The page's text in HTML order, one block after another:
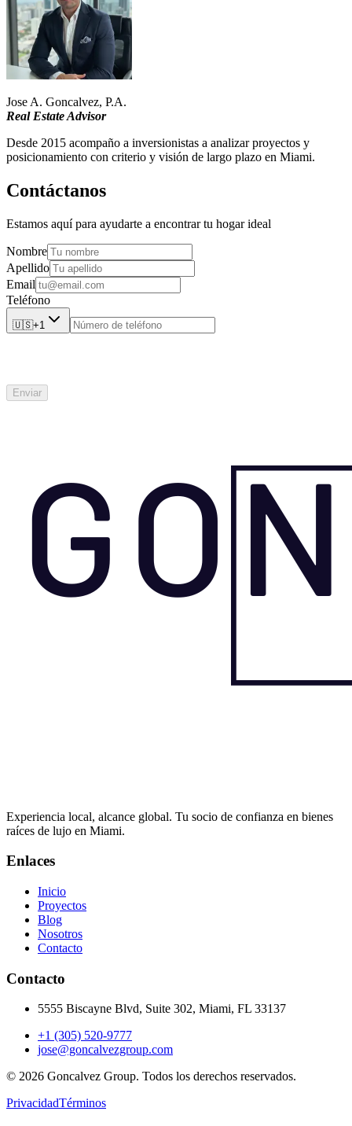
Jose A. Goncalvez, P.A.
Real Estate Advisor
Desde 2015 acompaño a inversionistas a analizar proyectos y
posicionamiento con criterio y visión de largo plazo en Miami.
Contáctanos
Estamos aquí para ayudarte a encontrar tu hogar ideal
Nombre
Apellido
Email
Teléfono
🇺🇸+1
Enviar
Experiencia local, alcance global. Tu socio de confianza en bienes
raíces de lujo en Miami.
Enlaces
Inicio
Proyectos
Blog
Nosotros
Contacto
Contacto
5555 Biscayne Blvd, Suite 302, Miami, FL 33137
+1 (305) 520-9777
jose@goncalvezgroup.com
© 2026 Goncalvez Group. Todos los derechos reservados.
PrivacidadTérminos